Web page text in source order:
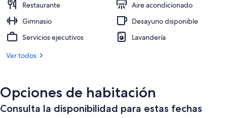
Exterior
Restaurante
Aire acondicionado
Gimnasio
Desayuno disponible
Servicios ejecutivos
Lavandería
Ver todos
Opciones de habitación
Consulta la disponibilidad para estas fechas